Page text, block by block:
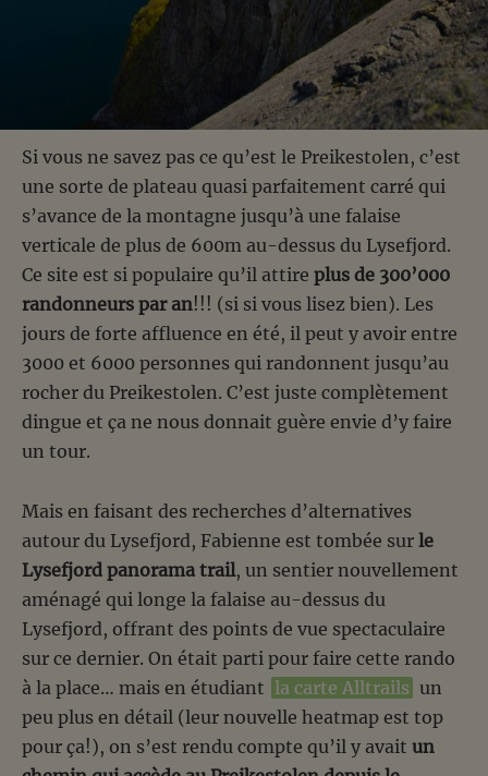
Si vous ne savez pas ce qu’est le Preikestolen, c’est
une sorte de plateau quasi parfaitement carré qui
s’avance de la montagne jusqu’à une falaise
verticale de plus de 600m au-dessus du Lysefjord.
Ce site est si populaire qu’il attire plus de 300’000
randonneurs par an!!! (si si vous lisez bien). Les
jours de forte affluence en été, il peut y avoir entre
3000 et 6000 personnes qui randonnent jusqu’au
rocher du Preikestolen. C’est juste complètement
dingue et ça ne nous donnait guère envie d’y faire
un tour.
Mais en faisant des recherches d’alternatives
autour du Lysefjord, Fabienne est tombée sur le
Lysefjord panorama trail, un sentier nouvellement
aménagé qui longe la falaise au-dessus du
Lysefjord, offrant des points de vue spectaculaire
sur ce dernier. On était parti pour faire cette rando
à la place… mais en étudiant la carte Alltrails un
peu plus en détail (leur nouvelle heatmap est top
pour ça!), on s’est rendu compte qu’il y avait un